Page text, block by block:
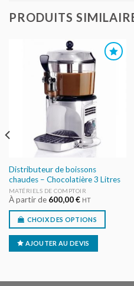
PRODUITS
AJOUTER
AU DEVIS
Distributeur de boissons
chaudes – Chocolatière 3 Litres
MATÉRIELS DE COMPTOIR
À partir de 600,00€ HT
CHOIX DES OPTIONS
AJOUTER AU DEVIS